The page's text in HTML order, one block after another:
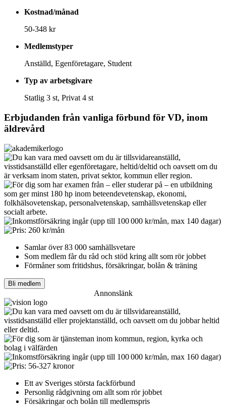
Kostnad/månad
50-348 kr
Medlemstyper
Anställd, Egenföretagare, Student
Typ av arbetsgivare
Statlig 3 st, Privat 4 st
Erbjudanden från vanliga förbund för VD, inom
äldrevård
Samlar över 83 000 samhällsvetare
Som medlem får du råd och stöd kring allt som rör jobbet
Förmåner som fritidshus, försäkringar, bolån & träning
Bli medlem
Annonslänk
Ett av Sveriges största fackförbund
Personlig rådgivning om allt som rör jobbet
Försäkringar och bolån till medlemspris